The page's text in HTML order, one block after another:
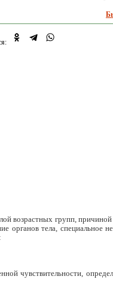
групп, причиной
тела, специальное
чувствительности,